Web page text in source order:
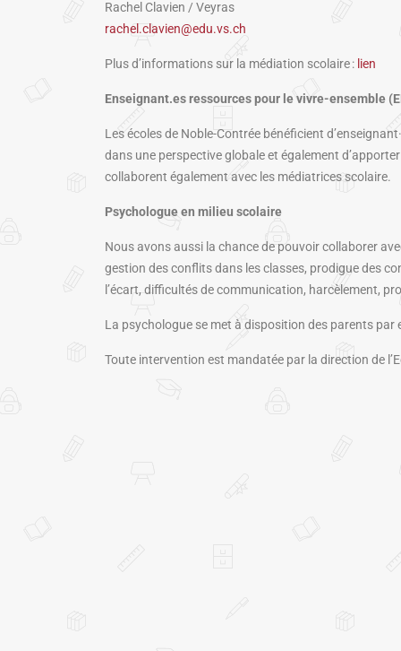
Rachel Clavien / Veyras
rachel.clavien@edu.vs.ch
Plus d’informations sur la médiation scolaire : lien
Enseignant.es ressourcespour le vivre-ensemble
Les écoles de Noble-Contrée bénéficient
dans une perspective globale et également
collaborent également avec les médiatrices scolaire.
Psychologue en milieu scolaire
Nous avons aussi la chance de pouvoir collaborer
gestion des conflits dans les classes, prodigue des
l’écart, difficultés de communication, harcèlement,
La psychologue se met à disposition des parents par
Toute intervention est mandatée par la direction de